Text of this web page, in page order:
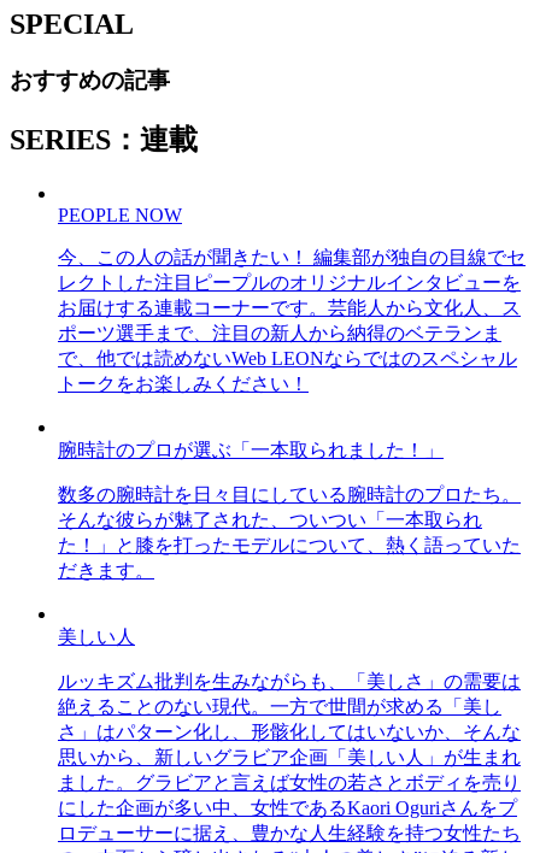
SPECIAL
おすすめの記事
SERIES：連載
PEOPLE NOW
今、この人の話が聞きたい！ 編集部が独自の目線でセ
レクトした注目ピープルのオリジナルインタビューを
お届けする連載コーナーです。芸能人から文化人、ス
ポーツ選手まで、注目の新人から納得のベテランま
で、他では読めないWeb LEONならではのスペシャル
トークをお楽しみください！
腕時計のプロが選ぶ「一本取られました！」
数多の腕時計を日々目にしている腕時計のプロたち。
そんな彼らが魅了された、ついつい「一本取られ
た！」と膝を打ったモデルについて、熱く語っていた
だきます。
美しい人
ルッキズム批判を生みながらも、「美しさ」の需要は
絶えることのない現代。一方で世間が求める「美し
さ」はパターン化し、形骸化してはいないか、そんな
思いから、新しいグラビア企画「美しい人」が生まれ
ました。グラビアと言えば女性の若さとボディを売り
にした企画が多い中、女性であるKaori Oguriさんをプ
ロデューサーに据え、豊かな人生経験を持つ女性たち